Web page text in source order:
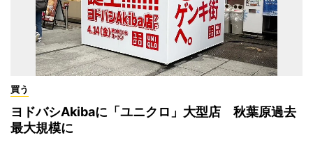
買う
ヨドバシAkibaに「ユニクロ」大型店 秋葉原過去
最大規模に